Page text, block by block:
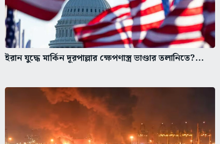
ইরান যুদ্ধে মার্কিন দূরপাল্লার ক্ষেপণাস্ত্র ভাণ্ডার তলানিতে?...